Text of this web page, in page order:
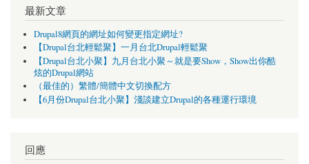
最新文章
Drupal8網頁的網址如何變更指定網址?
【Drupal台北輕鬆聚】一月台北Drupal輕鬆聚
【Drupal台北小聚】九月台北小聚～就是要Show，Show出你酷
炫的Drupal網站
（最佳的）繁體/簡體中文切換配方
【6月份Drupal台北小聚】淺談建立Drupal的各種運行環境
回應